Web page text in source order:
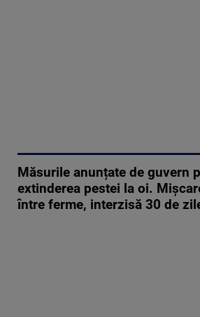
Măsurile anunțate de guvern
extinderea pestei la oi.
între ferme, interzisă 30 de